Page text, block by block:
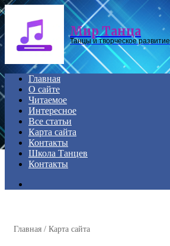
Menu
Мир Танца
Танцы и творческое развитие
Главная
О сайте
Читаемое
Интересное
Все статьи
Карта сайта
Контакты
Школа Танцев
Контакты
Главная / Карта сайта